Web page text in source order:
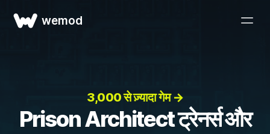
wemod
3,000 से ज़्यादा गेम →
Prison Architect ट्रेनर्स और